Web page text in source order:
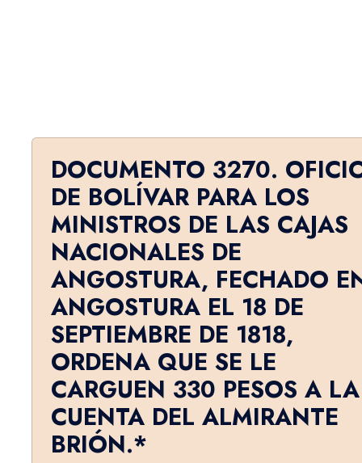
DOCUMENTO 3270.
DE BOLÍVAR PARA LOS
MINISTROS DE LAS CAJAS
NACIONALES DE
ANGOSTURA, FECHADO
ANGOSTURA EL 18 DE
SEPTIEMBRE DE 1818,
ORDENA QUE SE LE
CARGUEN 330 PESOS A LA
CUENTA DEL ALMIRANTE
BRIÓN.*